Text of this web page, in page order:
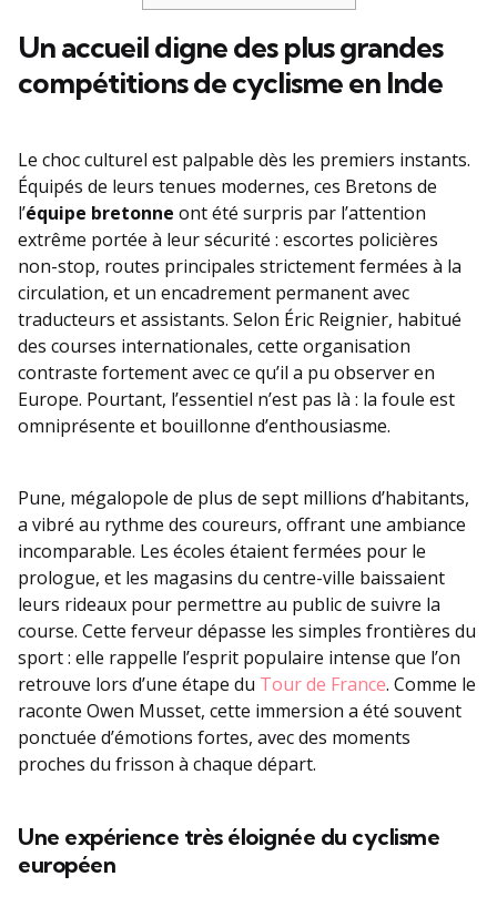
Un accueil digne des plus grandes
compétitions de cyclisme en Inde
Le choc culturel est palpable dès les premiers instants.
Équipés de leurs tenues modernes, ces Bretons de
l’équipe bretonne ont été surpris par l’attention
extrême portée à leur sécurité : escortes policières
non-stop, routes principales strictement fermées à la
circulation, et un encadrement permanent avec
traducteurs et assistants. Selon Éric Reignier, habitué
des courses internationales, cette organisation
contraste fortement avec ce qu’il a pu observer en
Europe. Pourtant, l’essentiel n’est pas là : la foule est
omniprésente et bouillonne d’enthousiasme.
Pune, mégalopole de plus de sept millions d’habitants,
a vibré au rythme des coureurs, offrant une ambiance
incomparable. Les écoles étaient fermées pour le
prologue, et les magasins du centre-ville baissaient
leurs rideaux pour permettre au public de suivre la
course. Cette ferveur dépasse les simples frontières du
sport : elle rappelle l’esprit populaire intense que l’on
retrouve lors d’une étape du Tour de France. Comme le
raconte Owen Musset, cette immersion a été souvent
ponctuée d’émotions fortes, avec des moments
proches du frisson à chaque départ.
Une expérience très éloignée du cyclisme
européen